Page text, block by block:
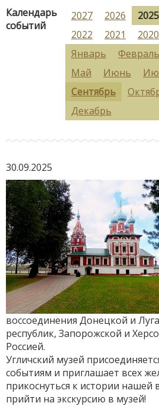
Календарь
событий
2027 2026 2025
2022
2021 2020
Январь
Февраль
Май
Июнь
Сентябрь
Декабрь
30.09.2025
воссоединения Донецкой и
республик, Запорожской и
Россией.
Угличский музей
событиям и приглашает всех
прикоснуться к истории нашей
прийти на экскурсию в музей!